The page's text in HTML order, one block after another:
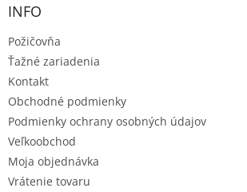
INFO
Požičovňa
Ťažné zariadenia
Kontakt
Obchodné podmienky
Podmienky ochrany osobných údajov
Veľkoobchod
Moja objednávka
Vrátenie tovaru